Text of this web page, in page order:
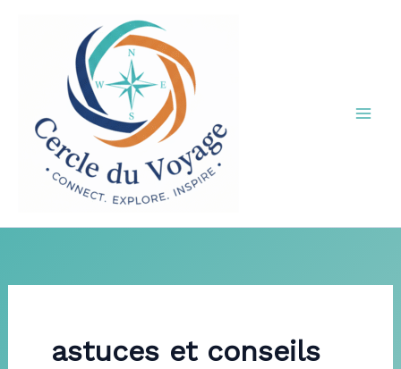
astuces et conseils